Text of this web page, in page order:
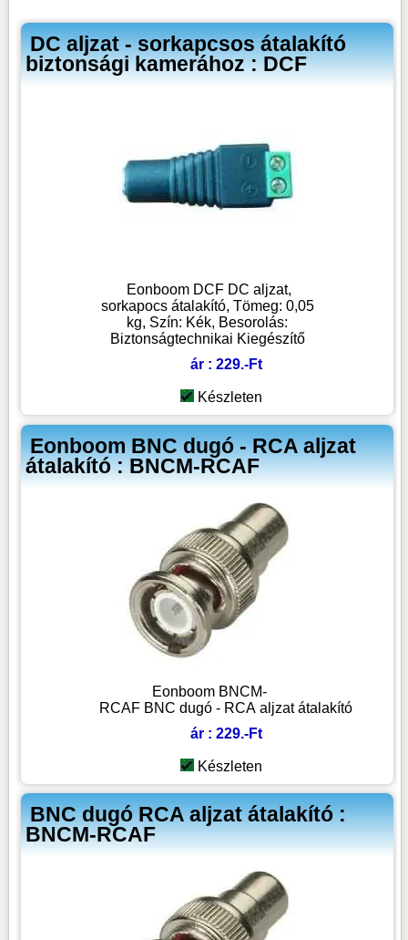
DC aljzat - sorkapcsos átalakító
biztonsági kamerához : DCF
Eonboom DCF DC aljzat,
sorkapocs átalakító, Tömeg: 0,05
kg, Szín: Kék, Besorolás:
Biztonságtechnikai Kiegészítő
ár : 229.-Ft
Készleten
Eonboom BNC dugó - RCA aljzat
átalakító : BNCM-RCAF
Eonboom BNCM-
RCAF BNC dugó - RCA aljzat átalakító
ár : 229.-Ft
Készleten
BNC dugó RCA aljzat átalakító :
BNCM-RCAF